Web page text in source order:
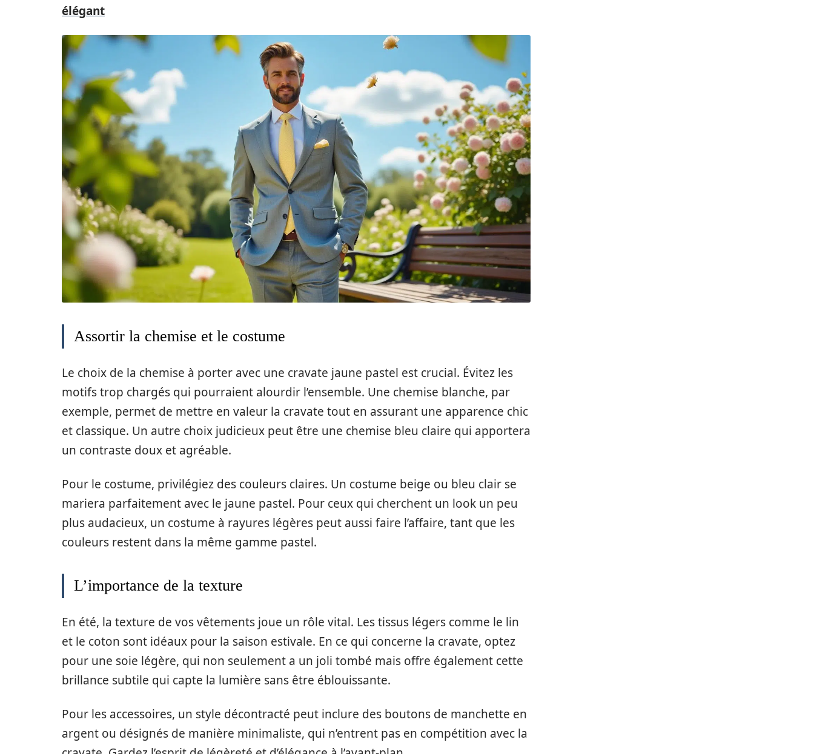
élégant
Assortir la chemise et le costume
Le choix de la chemise à porter avec une cravate jaune pastel est crucial. Évitez les
motifs trop chargés qui pourraient alourdir l’ensemble. Une chemise blanche, par
exemple, permet de mettre en valeur la cravate tout en assurant une apparence chic
et classique. Un autre choix judicieux peut être une chemise bleu claire qui apportera
un contraste doux et agréable.
Pour le costume, privilégiez des couleurs claires. Un costume beige ou bleu clair se
mariera parfaitement avec le jaune pastel. Pour ceux qui cherchent un look un peu
plus audacieux, un costume à rayures légères peut aussi faire l’affaire, tant que les
couleurs restent dans la même gamme pastel.
L’importance de la texture
En été, la texture de vos vêtements joue un rôle vital. Les tissus légers comme le lin
et le coton sont idéaux pour la saison estivale. En ce qui concerne la cravate, optez
pour une soie légère, qui non seulement a un joli tombé mais offre également cette
brillance subtile qui capte la lumière sans être éblouissante.
Pour les accessoires, un style décontracté peut inclure des boutons de manchette en
argent ou désignés de manière minimaliste, qui n’entrent pas en compétition avec la